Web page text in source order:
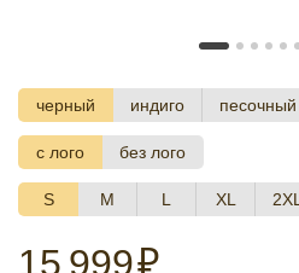
черный индиго песочный
с лого без лого
S M L XL 2XL
15 999₽